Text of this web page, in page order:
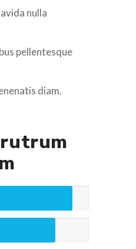
nulla
pellentesque
diam.